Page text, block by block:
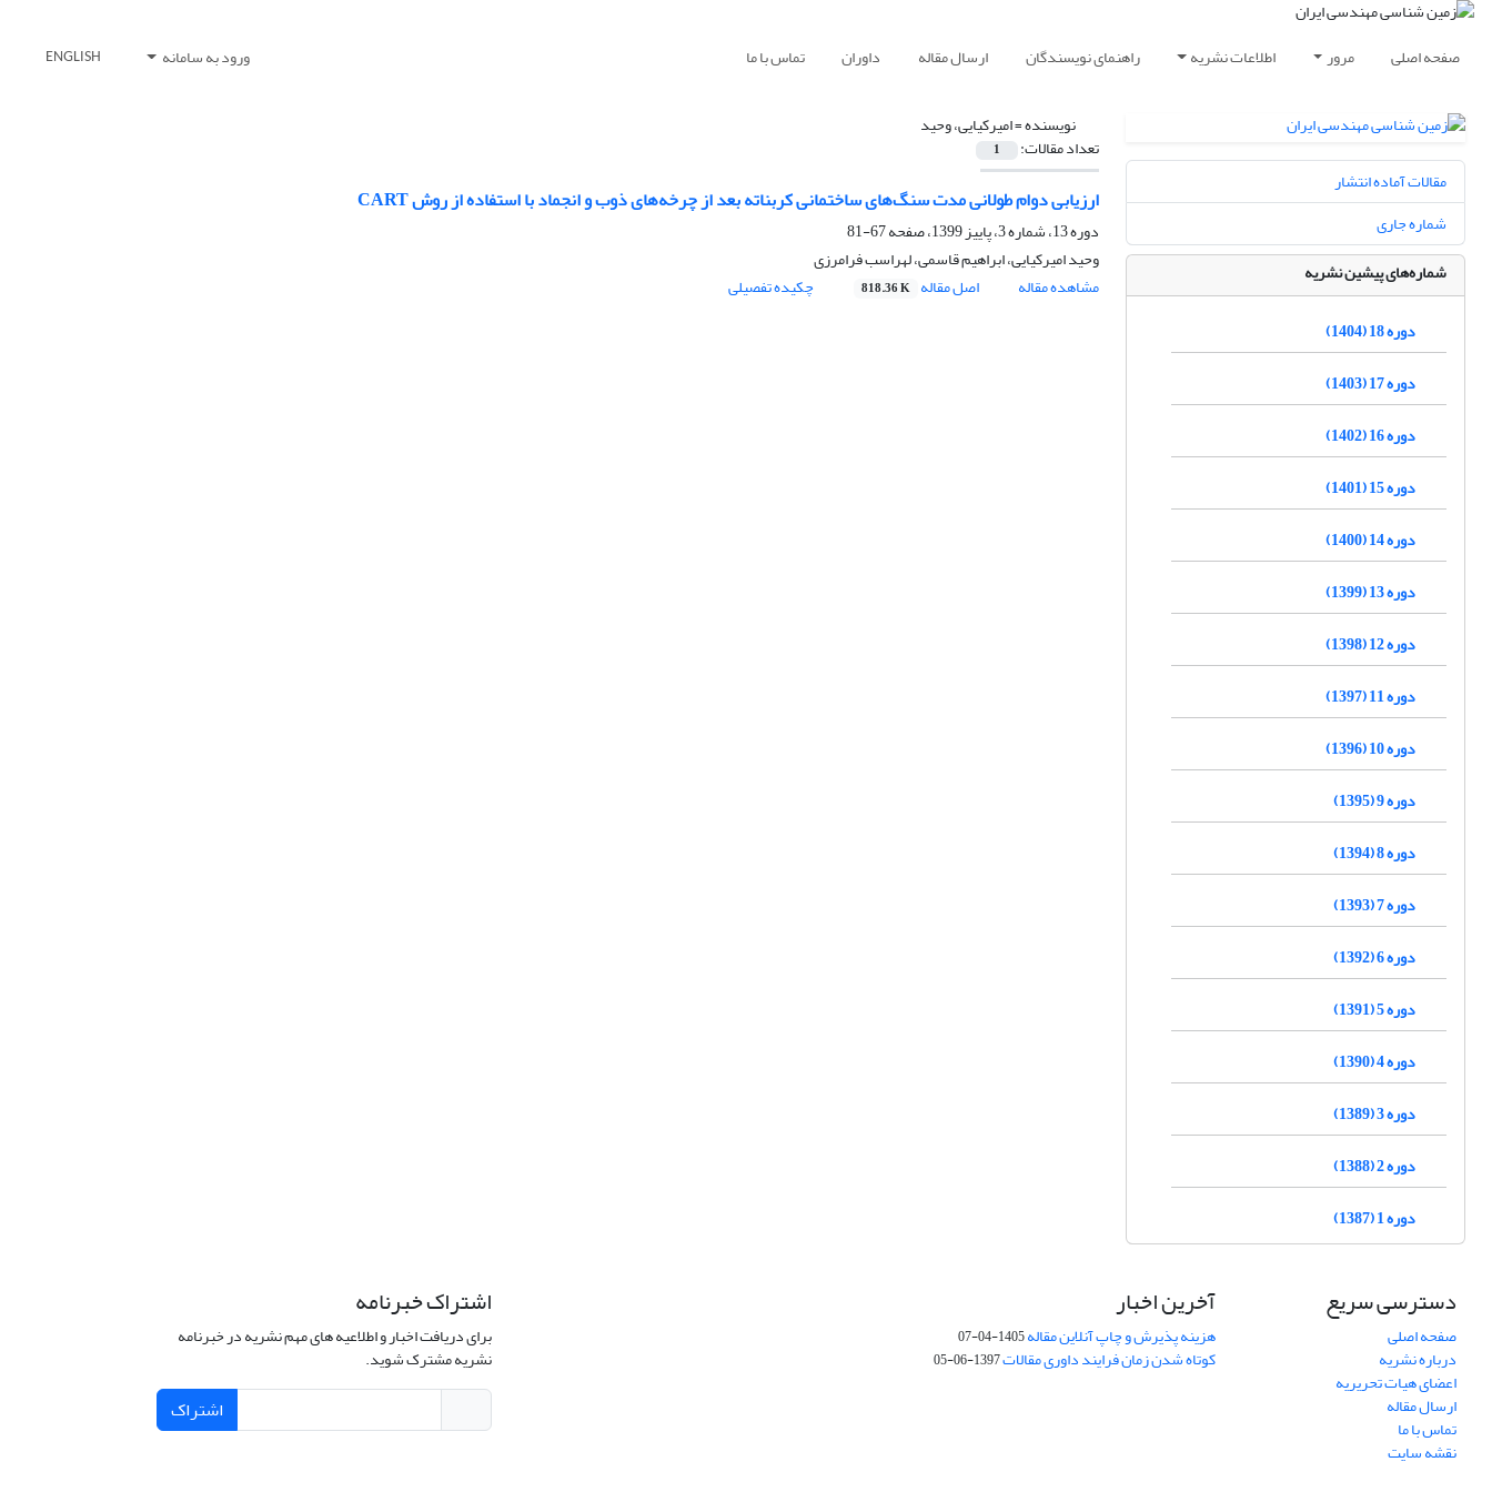
صفحه اصلی مرور اطلاعات نشریه راهنمای نویسندگان ارسال مقاله داوران تماس با ما ورود به سامانه ENGLISH
نویسنده =امیرکیایی، وحید
تعداد مقالات: 1
ارزیابی دوام طولانی مدت سنگ‌های ساختمانی کربناته بعد از چرخه‌های ذوب و انجماد با استفاده از روش CART
دوره 13، شماره 3، پاییز 1399، صفحه
67-81
وحید امیرکیایی، ابراهیم قاسمی، لهراسب فرامرزی
مشاهده مقاله
اصل مقاله 818.36 K چکیده تفصیلی
مقالات آماده انتشار
شماره جاری
شماره‌های پیشین نشریه
دوره 18 (1404)
دوره 17 (1403)
دوره 16 (1402)
دوره 15 (1401)
دوره 14 (1400)
دوره 13 (1399)
دوره 12 (1398)
دوره 11 (1397)
دوره 10 (1396)
دوره 9 (1395)
دوره 8 (1394)
دوره 7 (1393)
دوره 6 (1392)
دوره 5 (1391)
دوره 4 (1390)
دوره 3 (1389)
دوره 2 (1388)
دوره 1 (1387)
دسترسی سریع
صفحه اصلی
درباره نشریه
اعضای هیات تحریریه
ارسال مقاله
تماس با ما
نقشه سایت
آخرین اخبار
هزینه پذیرش و چاپ آنلاین مقاله1405-04-07
کوتاه شدن زمان فرایند داوری مقالات1397-06-05
اشتراک خبرنامه
برای دریافت اخبار و اطلاعیه های مهم نشریه در خبرنامه
نشریه مشترک شوید.
اشتراک